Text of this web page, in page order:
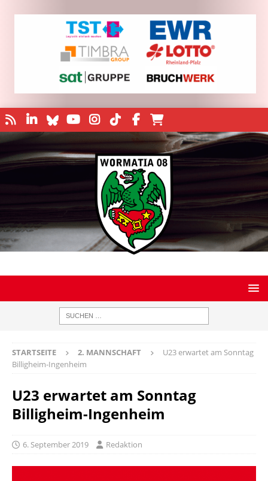
STARTSEITE 2. MANNSCHAFT
U23 erwartet am Sonntag
Billigheim-Ingenheim
U23 erwartet am Sonntag
Billigheim-Ingenheim
6. September 2019 Redaktion